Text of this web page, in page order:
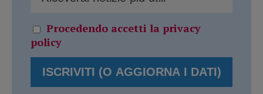
Procedendo accetti la privacy
policy